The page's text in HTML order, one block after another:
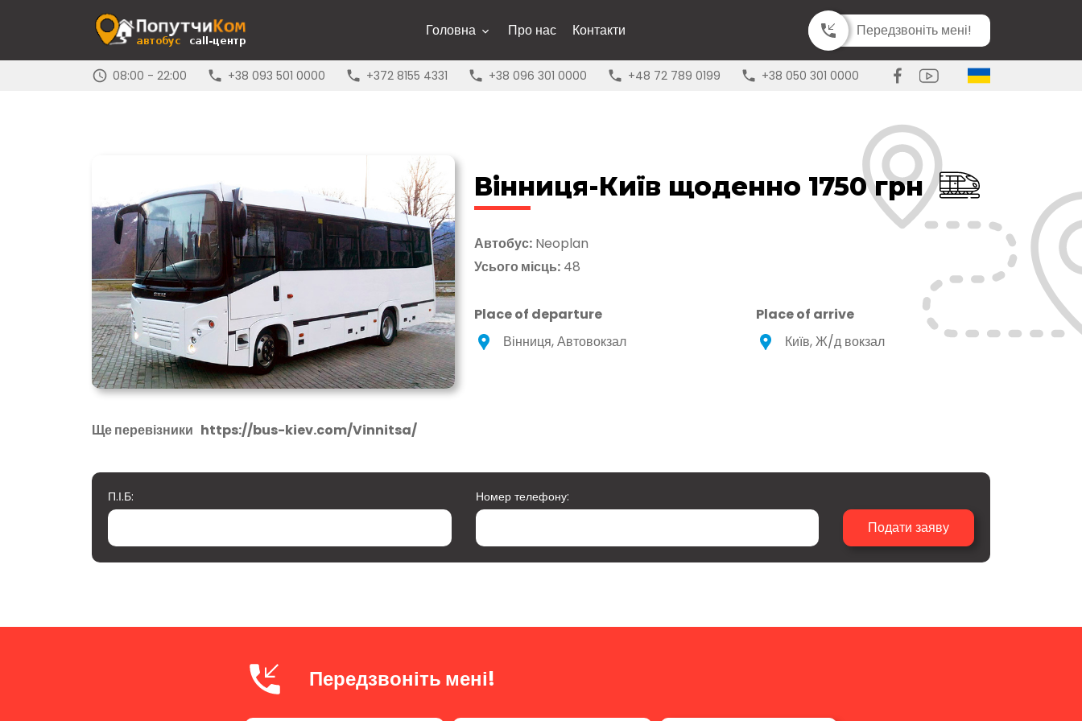
Головна Про нас Контакти Передзвоніть мені!
08:00 - 22:00 +38 093 501 0000 +372 8155 4331 +38 096 301 0000 +48 72 789 0199 +38 050 301 0000
Вінниця-Київ щоденно 1750 грн
Автобус: Neoplan
Усього місць: 48
Place of departure
Вінниця, Автовокзал
Place of arrive
Київ, Ж/д вокзал
Ще перевізники https://bus-kiev.com/Vinnitsa/
П.І.Б: Номер телефону:
Передзвоніть мені!